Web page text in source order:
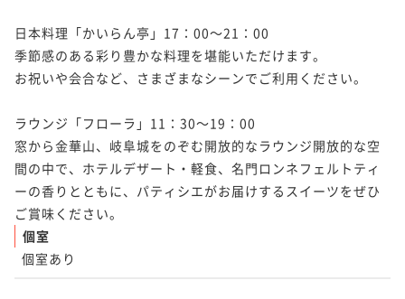
日本料理「かいらん亭」17：00～21：00
季節感のある彩り豊かな料理を堪能いただけます。
お祝いや会合など、さまざまなシーンでご利用ください。
ラウンジ「フローラ」11：30～19：00
窓から金華山、岐阜城をのぞむ開放的なラウンジ開放的な空
間の中で、ホテルデザート・軽食、名門ロンネフェルトティ
ーの香りとともに、パティシエがお届けするスイーツをぜひ
個室
個室あり